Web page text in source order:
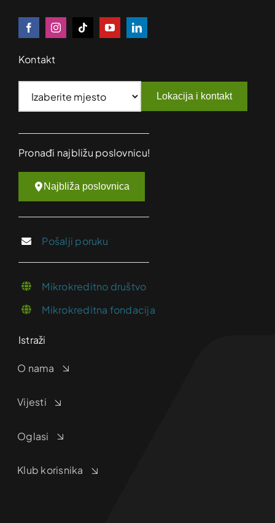
Kontakt
Lokacija i kontakt
Pronađi najbližu poslovnicu!
Najbliža poslovnica
Pošalji poruku
Mikrokreditno društvo
Mikrokreditna fondacija
Istraži
O nama
Vijesti
Oglasi
Klub korisnika